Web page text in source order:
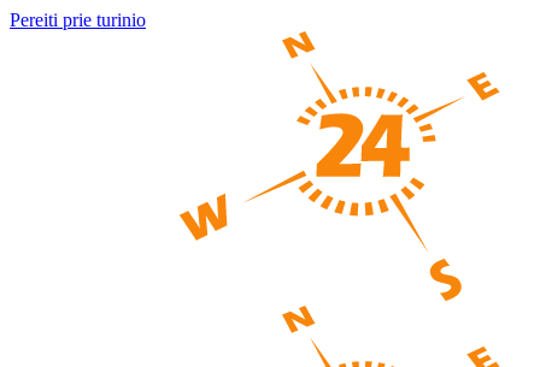
Pereiti prie turinio